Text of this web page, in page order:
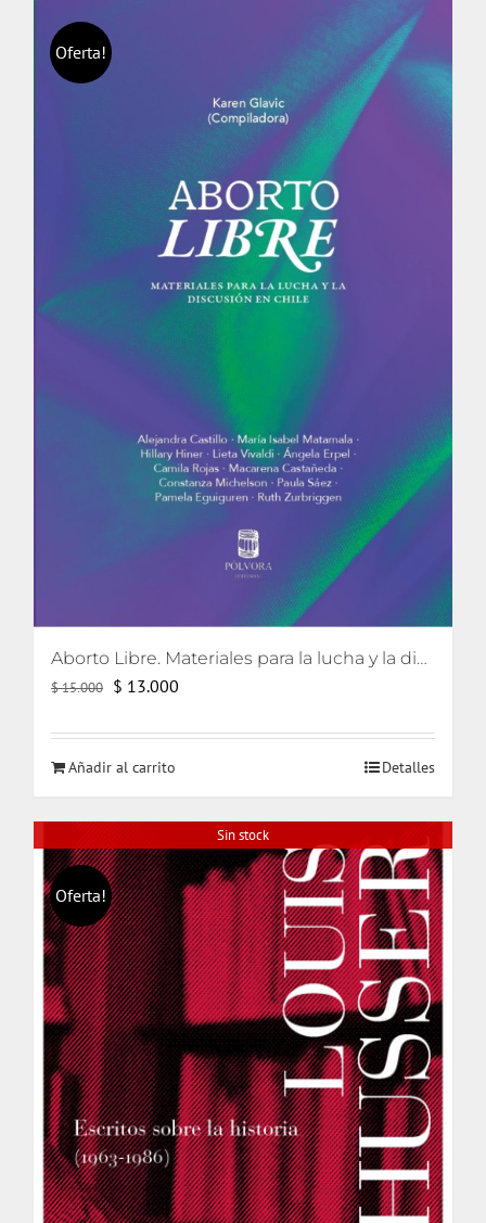
Oferta!
Aborto Libre. Materiales para la lucha y la discusión en Chile.
$15.000 El
original
era:
$ 13.000
actual
Añadir al carrito Detalles
Sin stock
Oferta!